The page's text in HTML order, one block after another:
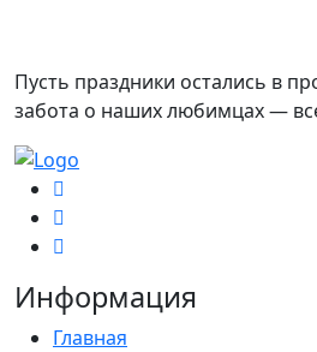
Пусть праздники остались в
забота о наших любимцах —
Информация
Главная